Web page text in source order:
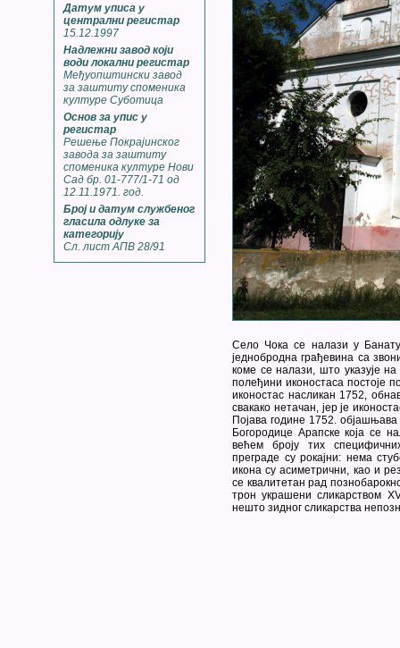
Датум уписа у
централни регистар
15.12.1997
Надлежни завод који
води локални регистар
Међуопштински завод
за заштиту споменика
културе Суботица
Основ за упис у
регистар
Решење Покрајинског
завода за заштиту
споменика културе Нови
Сад бр. 01-777/1-71 од
12.11.1971. год.
Број и датум службеног
гласила одлуке за
категорију
Сл. лист АПВ 28/91
Селo Чока се налази у
једнобродна грађевина са
коме се налази, што указује
полеђини иконостаса постоје
иконостас насликан 1752,
свакако нетачан, јер је
Појава године 1752.
Богородице Арапске која се
већем броју тих
преграде су рокајни: нема
икона су асиметрични, као и
се квалитетан рад
трон украшени сликарством
нешто зидног сликарства